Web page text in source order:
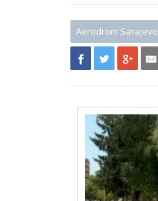
Aerodrom Sarajevo